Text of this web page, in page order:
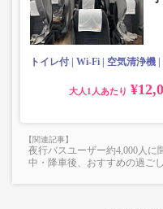
トイレ付 Wi-Fi 空気清浄機
大人
夜行バスユーザー約4,000人に
中・降車後、おすすめの過ご